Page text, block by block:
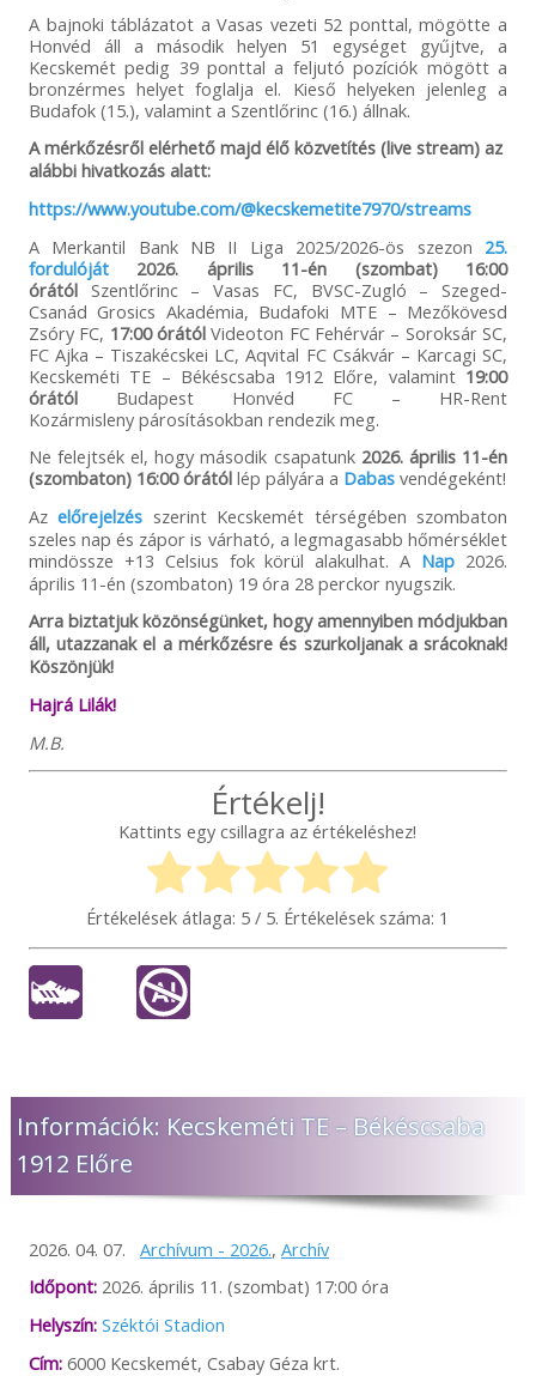
A bajnoki táblázatot a Vasas vezeti 52 ponttal, mögötte a
Honvéd áll a második helyen 51 egységet gyűjtve, a
Kecskemét pedig 39 ponttal a feljutó pozíciók mögött a
bronzérmes helyet foglalja el. Kieső helyeken jelenleg a
Budafok (15.), valamint a Szentlőrinc (16.) állnak.
A mérkőzésről elérhető majd élő közvetítés (live stream) az
alábbi hivatkozás alatt:
https://www.youtube.com/@kecskemetite7970/streams
A Merkantil Bank NB II Liga 2025/2026-ös szezon 25.
fordulóját2026. április 11-én (szombat) 16:00
órátólSzentlőrinc – Vasas FC, BVSC-Zugló – Szeged-
Csanád Grosics Akadémia, Budafoki MTE – Mezőkövesd
Zsóry FC, 17:00 órátólVideoton FC Fehérvár – Soroksár SC,
FC Ajka – Tiszakécskei LC, Aqvital FC Csákvár – Karcagi SC,
Kecskeméti TE – Békéscsaba 1912 Előre, valamint 19:00
órátólBudapest Honvéd FC – HR-Rent
Kozármisleny párosításokban rendezik meg.
Ne felejtsék el, hogy második csapatunk 2026. április 11-én
(szombaton) 16:00 órátóllép pályára a Dabasvendégeként!
Azelőrejelzés szerint Kecskemét térségében szombaton
szeles nap és zápor is várható, a legmagasabb hőmérséklet
mindössze +13 Celsius fok körül alakulhat. A Nap 2026.
április 11-én (szombaton) 19 óra 28 perckor nyugszik.
Arra biztatjuk közönségünket, hogy amennyiben módjukban
áll, utazzanak el a mérkőzésre és szurkoljanak a srácoknak!
Köszönjük!
Hajrá Lilák!
M.B.
Értékelj!
Kattints egy csillagra az értékeléshez!
Értékelések átlaga: 5 / 5. Értékelések száma: 1
Információk: Kecskeméti TE – Békéscsaba
1912 Előre
2026. 04. 07. Archívum - 2026., Archív
Időpont:2026. április 11. (szombat) 17:00 óra
Helyszín: Széktói Stadion
Cím:6000 Kecskemét, Csabay Géza krt.